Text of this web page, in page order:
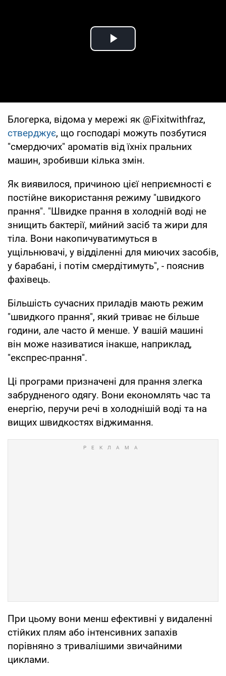
Play Video
Блогерка, відома у мережі як @Fixitwithfraz,
стверджує, що господарі можуть позбутися
"смердючих" ароматів від їхніх пральних
машин, зробивши кілька змін.
Як виявилося, причиною цієї неприємності є
постійне використання режиму "швидкого
прання". "Швидке прання в холодній воді не
знищить бактерії, мийний засіб та жири для
тіла. Вони накопичуватимуться в
ущільнювачі, у відділенні для миючих засобів,
у барабані, і потім смердітимуть", - пояснив
фахівець.
Більшість сучасних приладів мають режим
"швидкого прання", який триває не більше
години, але часто й менше. У вашій машині
він може називатися інакше, наприклад,
"експрес-прання".
Ці програми призначені для прання злегка
забрудненого одягу. Вони економлять час та
енергію, перучи речі в холоднішій воді та на
вищих швидкостях віджимання.
При цьому вони менш ефективні у видаленні
стійких плям або інтенсивних запахів
порівняно з тривалішими звичайними
циклами.